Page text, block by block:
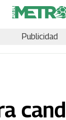
Publicidad